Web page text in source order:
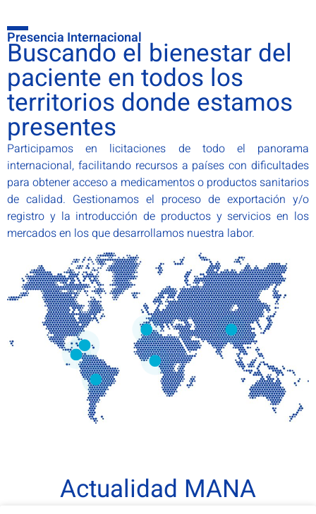
Presencia Internacional
Buscando el bienestar del
paciente en todos los
territorios donde estamos
presentes
Participamos en licitaciones de todo el panorama
internacional, facilitando recursos a países con dificultades
para obtener acceso a medicamentos o productos sanitarios
de calidad. Gestionamos el proceso de exportación y/o
registro y la introducción de productos y servicios en los
mercados en los que desarrollamos nuestra labor.
info@manapharma.net
nicaragua@manapharma.net
bolivia@manapharma.net
guinea@manapharma.net
china.ext@manapharma.net
Actualidad MANA